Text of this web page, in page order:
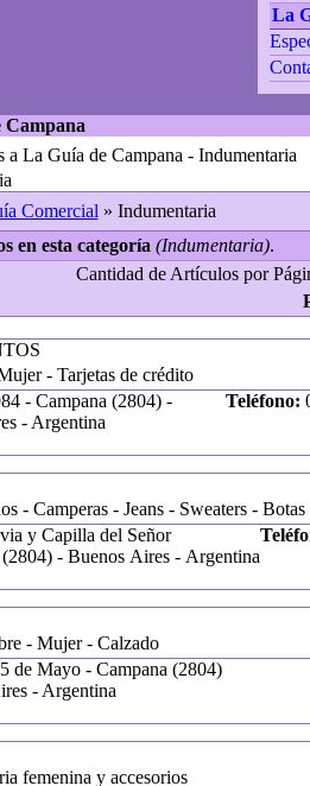
La
Campana
a La Guía de Campana - Indumentaria
Comercial » Indumentaria
en esta categoría (Indumentaria).
Cantidad de Artículos por
- Tarjetas de crédito
- Campana (2804) -
- Argentina
Teléfono:
- Camperas - Jeans - Sweaters -
y Capilla del Señor
- Buenos Aires - Argentina
- Mujer - Calzado
de Mayo - Campana (2804)
- Argentina
femenina y accesorios